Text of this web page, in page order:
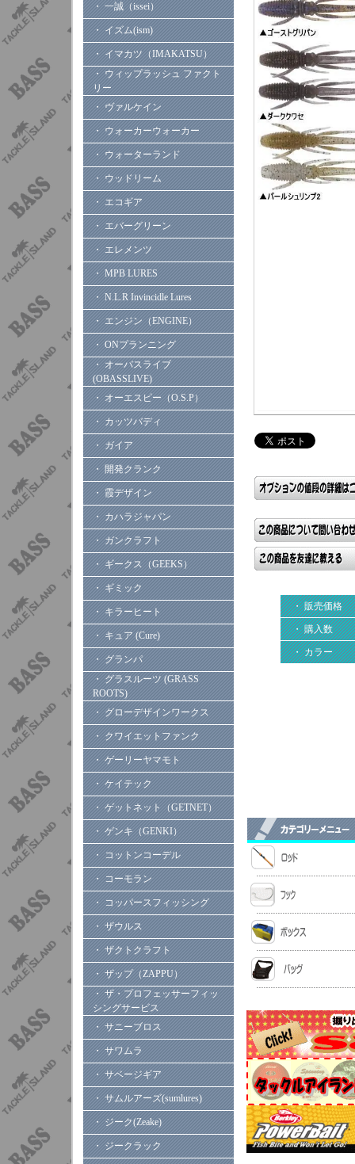
・ 一誠（issei）
・ イズム(ism)
・ イマカツ（IMAKATSU）
・ ウィップラッシュ ファクト
リー
・ ヴァルケイン
・ ウォーカーウォーカー
・ ウォーターランド
・ ウッドリーム
・ エコギア
・ エバーグリーン
・ エレメンツ
・ MPB LURES
・ N.L.R Invincidle Lures
・ エンジン（ENGINE）
・ ONプランニング
・ オーバスライブ
(OBASSLIVE)
・ オーエスピー（O.S.P）
・ カッツバディ
・ ガイア
・ 開発クランク
・ 霞デザイン
・ カハラジャパン
・ ガンクラフト
・ ギークス（GEEKS）
・ ギミック
・ キラーヒート
・ キュア (Cure)
・ グランパ
・ グラスルーツ (GRASS
ROOTS)
・ グローデザインワークス
・ クワイエットファンク
・ ゲーリーヤマモト
・ ケイテック
・ ゲットネット（GETNET）
・ ゲンキ（GENKI）
・ コットンコーデル
・ コーモラン
・ コッパースフィッシング
・ ザウルス
・ ザクトクラフト
・ ザップ（ZAPPU）
・ ザ・プロフェッサーフィッ
シングサービス
・ サニーブロス
・ サワムラ
・ サベージギア
・ サムルアーズ(sumlures)
・ ジーク(Zeake)
・ ジークラック
・ 販売価格
・ 購入数
・ カラー